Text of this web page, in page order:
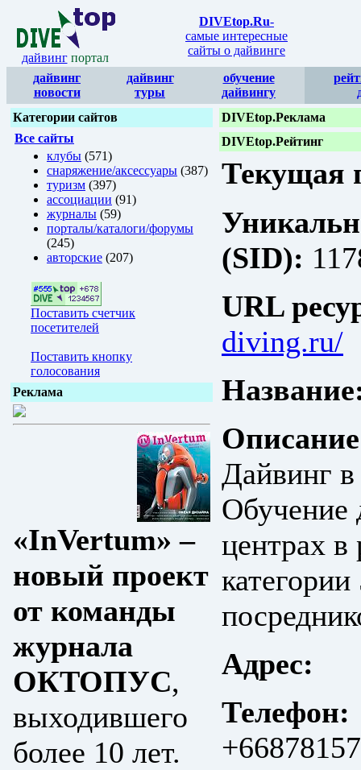
дайвинг портал
DIVEtop.Ru-
самые интересные
сайты о дайвинге
дайвинг
новости
дайвинг
туры
обучение
дайвингу
Категории сайтов
Все сайты
клубы (571)
снаряжение/аксессуары (387)
туризм (397)
ассоциации (91)
журналы (59)
порталы/каталоги/форумы
(245)
авторские (207)
Поставить счетчик
посетителей
Поставить кнопку
голосования
Реклама
«InVertum» –
новый проект
от команды
журнала
ОКТОПУС,
выходившего
более 10 лет.
DIVEtop.Реклама
DIVEtop.Рейтинг
Текущая
(SID):
URL
diving.ru/
Дайвинг
Обучение
центрах
Адрес:
Телефон: